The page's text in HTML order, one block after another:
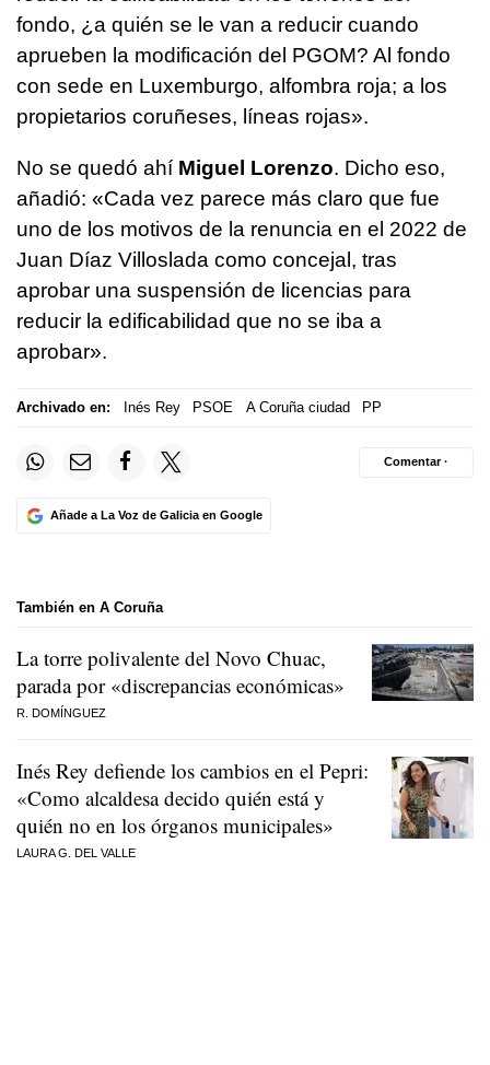
fondo, ¿a quién se le van a reducir cuando
aprueben la modificación del PGOM? Al fondo
con sede en Luxemburgo, alfombra roja; a los
propietarios coruñeses, líneas rojas».
No se quedó ahí Miguel Lorenzo. Dicho eso,
añadió: «Cada vez parece más claro que fue
uno de los motivos de la renuncia en el 2022 de
Juan Díaz Villoslada como concejal, tras
aprobar una suspensión de licencias para
reducir la edificabilidad que no se iba a
aprobar».
Archivado en: Inés Rey PSOE A Coruña ciudad PP
Añade a La Voz de Galicia en Google
Comentar ·
También en A Coruña
La torre polivalente del Novo Chuac,
parada por «discrepancias económicas»
R. DOMÍNGUEZ
Inés Rey defiende los cambios en el Pepri:
«Como alcaldesa decido quién está y
quién no en los órganos municipales»
LAURA G. DEL VALLE